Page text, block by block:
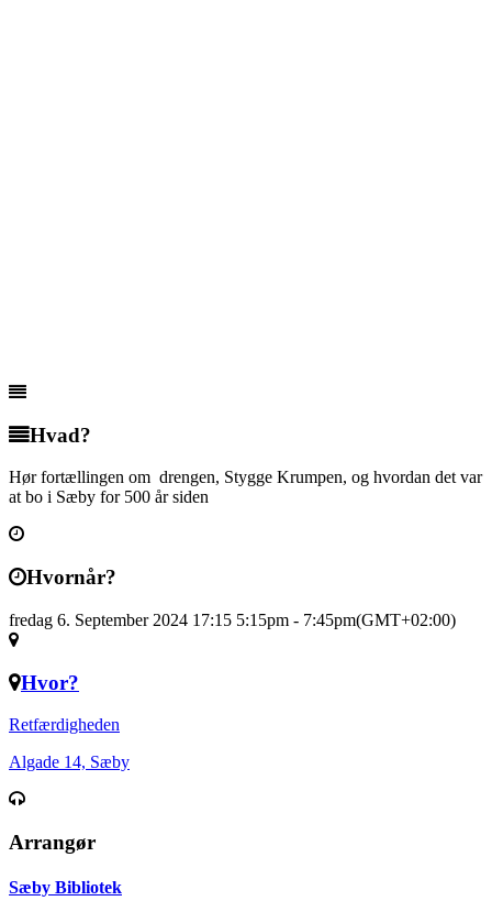
Hvad?
Hør fortællingen om drengen, Stygge Krumpen, og hvordan det var
at bo i Sæby for 500 år siden
Hvornår?
fredag 6. September 2024 17:15 5:15pm - 7:45pm(GMT+02:00)
Hvor?
Retfærdigheden
Algade 14, Sæby
Arrangør
Sæby Bibliotek